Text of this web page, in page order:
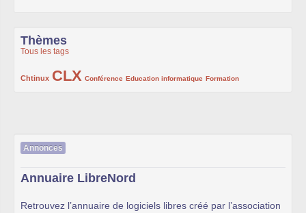
Thèmes
Tous les tags
Chtinux
222/1002CLX
1002/1002 Conférence
132/1002 Education informatique
119/1002 Formation
168/1002
Annonces
Annuaire LibreNord
Retrouvez l’annuaire de logiciels libres créé par l’association